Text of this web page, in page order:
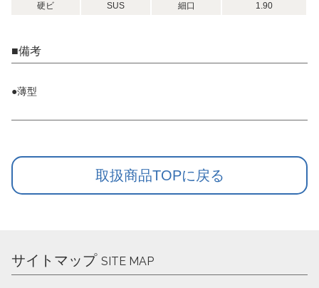
硬ビ
SUS 細口 1.90
■備考
●薄型
取扱商品TOPに戻る
サイトマップ SITE MAP